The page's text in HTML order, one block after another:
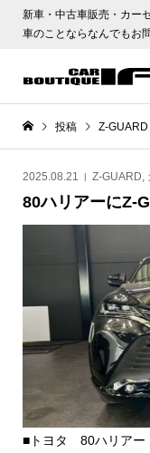
新車・中古車販売・カー
車のことならなんでもお
投稿 Z-GUARD
2025.08.21 Z-GUARD,
80ハリアーにZ-
■トヨタ 80ハリアー